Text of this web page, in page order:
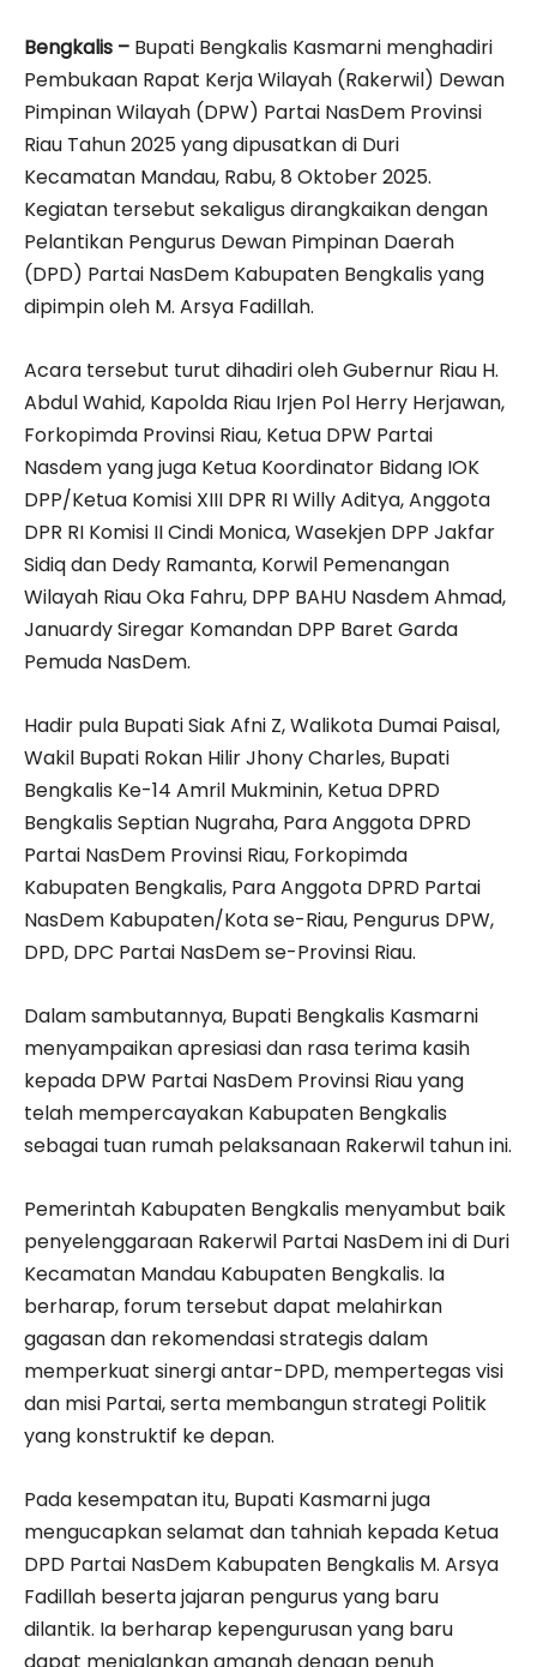
Bengkalis – Bupati Bengkalis Kasmarni menghadiri
Pembukaan Rapat Kerja Wilayah (Rakerwil) Dewan
Pimpinan Wilayah (DPW) Partai NasDem Provinsi
Riau Tahun 2025 yang dipusatkan di Duri
Kecamatan Mandau, Rabu, 8 Oktober 2025.
Kegiatan tersebut sekaligus dirangkaikan dengan
Pelantikan Pengurus Dewan Pimpinan Daerah
(DPD) Partai NasDem Kabupaten Bengkalis yang
dipimpin oleh M. Arsya Fadillah.
Acara tersebut turut dihadiri oleh Gubernur Riau H.
Abdul Wahid, Kapolda Riau Irjen Pol Herry Herjawan,
Forkopimda Provinsi Riau, Ketua DPW Partai
Nasdem yang juga Ketua Koordinator Bidang IOK
DPP/Ketua Komisi XIII DPR RI Willy Aditya, Anggota
DPR RI Komisi II Cindi Monica, Wasekjen DPP Jakfar
Sidiq dan Dedy Ramanta, Korwil Pemenangan
Wilayah Riau Oka Fahru, DPP BAHU Nasdem Ahmad,
Januardy Siregar Komandan DPP Baret Garda
Pemuda NasDem.
Hadir pula Bupati Siak Afni Z, Walikota Dumai Paisal,
Wakil Bupati Rokan Hilir Jhony Charles, Bupati
Bengkalis Ke-14 Amril Mukminin, Ketua DPRD
Bengkalis Septian Nugraha, Para Anggota DPRD
Partai NasDem Provinsi Riau, Forkopimda
Kabupaten Bengkalis, Para Anggota DPRD Partai
NasDem Kabupaten/Kota se-Riau, Pengurus DPW,
DPD, DPC Partai NasDem se-Provinsi Riau.
Dalam sambutannya, Bupati Bengkalis Kasmarni
menyampaikan apresiasi dan rasa terima kasih
kepada DPW Partai NasDem Provinsi Riau yang
telah mempercayakan Kabupaten Bengkalis
sebagai tuan rumah pelaksanaan Rakerwil tahun ini.
Pemerintah Kabupaten Bengkalis menyambut baik
penyelenggaraan Rakerwil Partai NasDem ini di Duri
Kecamatan Mandau Kabupaten Bengkalis. Ia
berharap, forum tersebut dapat melahirkan
gagasan dan rekomendasi strategis dalam
memperkuat sinergi antar-DPD, mempertegas visi
dan misi Partai, serta membangun strategi Politik
yang konstruktif ke depan.
Pada kesempatan itu, Bupati Kasmarni juga
mengucapkan selamat dan tahniah kepada Ketua
DPD Partai NasDem Kabupaten Bengkalis M. Arsya
Fadillah beserta jajaran pengurus yang baru
dilantik. Ia berharap kepengurusan yang baru